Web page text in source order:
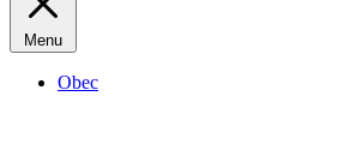
Menu
Obec